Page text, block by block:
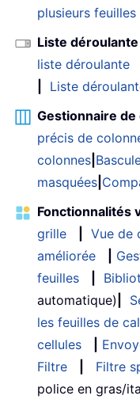
plusieurs feuilles
Liste
liste déroulante
Liste
Gestionnaire
précis de
colonnes
masquées
Fonctionnalités
grille
Vue de
améliorée
feuilles
automatique)
les feuilles de
cellules
Filtre
Filtre
police en gras/